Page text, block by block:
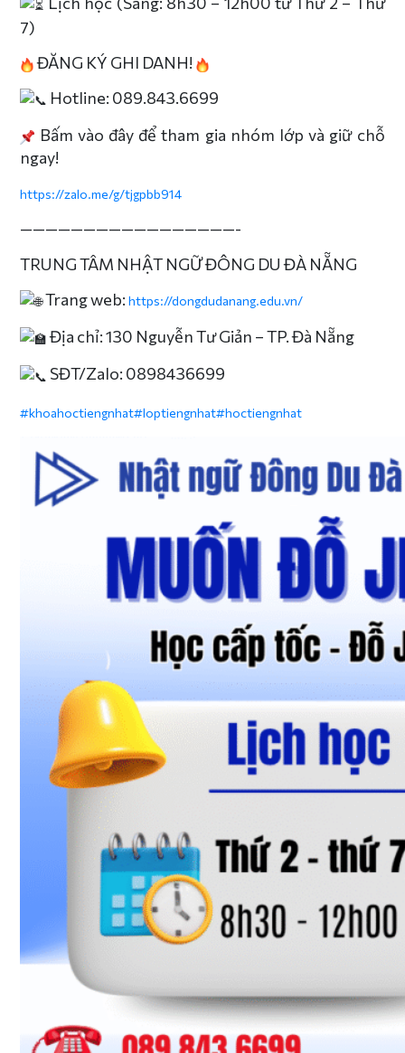
7)
ĐĂNG KÝ GHI DANH!
Hotline: 089.843.6699
Bấm vào đây để tham gia nhóm lớp và giữ chỗ
ngay!
https://zalo.me/g/tjgpbb914
—————————————————-
TRUNG TÂM NHẬT NGỮ ĐÔNG DU ĐÀ NẴNG
Trang web:https://dongdudanang.edu.vn/
Địa chỉ: 130 Nguyễn Tư Giản – TP. Đà Nẵng
SĐT/Zalo: 0898436699
#khoahoctiengnhat#loptiengnhat#hoctiengnhat